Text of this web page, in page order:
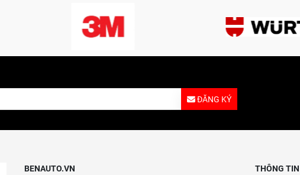
ĐĂNG KÝ
BENAUTO.VN THÔNG TIN